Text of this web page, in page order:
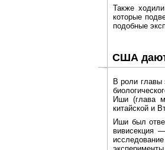
Также
которые
подобные
США дают
В роли главы
Иши (глава
китайской и
Иши был
вивисекция